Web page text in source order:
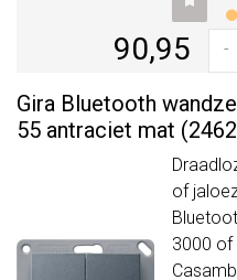
90,95 -
Gira Bluetooth
55 antraciet mat
of
3000 of